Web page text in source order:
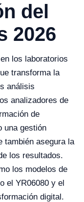
del
2026
los laboratorios
transforma la
análisis
analizadores de
de
una gestión
también asegura la
los resultados.
los modelos de
el YR06080 y el
digital.